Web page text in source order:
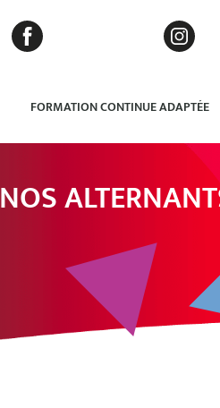
FORMATION CONTINUE ADAPTÉE
NOS